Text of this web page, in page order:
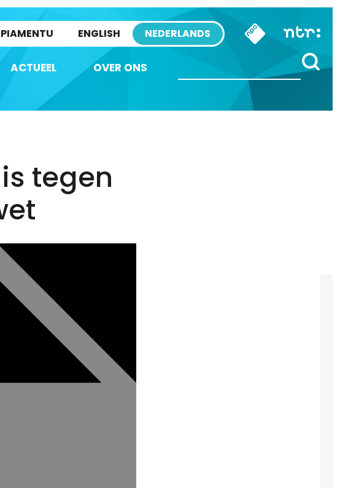
ENGLISH NEDERLANDS
ACTUEEL OVER ONS
tegen